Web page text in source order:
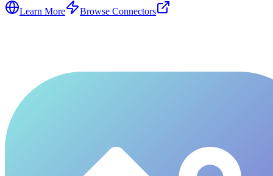
Learn More Browse Connectors